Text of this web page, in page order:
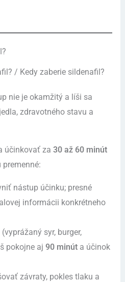
/ Kedy zaberie sildenafil?
nie je okamžitý a líši sa
zdravotného stavu a
účinkovať za 30 až 60 minút
nástup účinku; presné
informácii konkrétneho
(vyprážaný syr, burger,
pokojne aj 90 minúta účinok
závraty, pokles tlaku a